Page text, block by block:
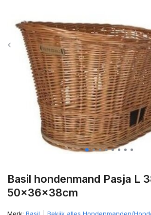
Basil hondenmand Pasja L
50x36x38cm